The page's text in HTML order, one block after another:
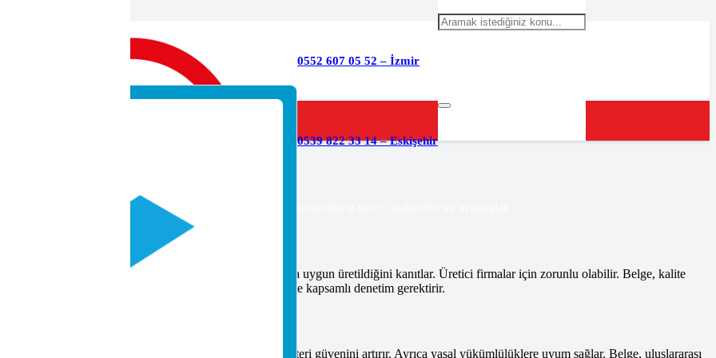
0552 607 05 52 – İzmir
0539 822 33 14 – Eskişehir
nasıl alınır ve hangi standartları kapsar? Poly Cert uzmanlığıyla süreç, maliyetler ve avantajlar.
resmi belgedir. Bu belge, ürünlerin ilgili standartlara uygun üretildiğini kanıtlar. Üretici firmalar için zorunlu olabilir. Belge, kalite
makineler, yüksek riskli ürünlerdendir. Bu nedenle kapsamlı denetim gerektirir.
üretim süreçlerinin kontrolünü sağlar. Uygunluk, müşteri güvenini artırır. Ayrıca yasal yükümlülüklere uyum sağlar. Belge, uluslararası